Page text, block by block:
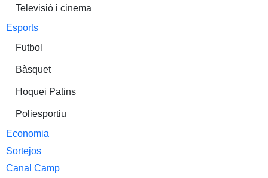
Televisió i cinema
Esports
Futbol
Bàsquet
Hoquei Patins
Poliesportiu
Economia
Sortejos
Canal Camp